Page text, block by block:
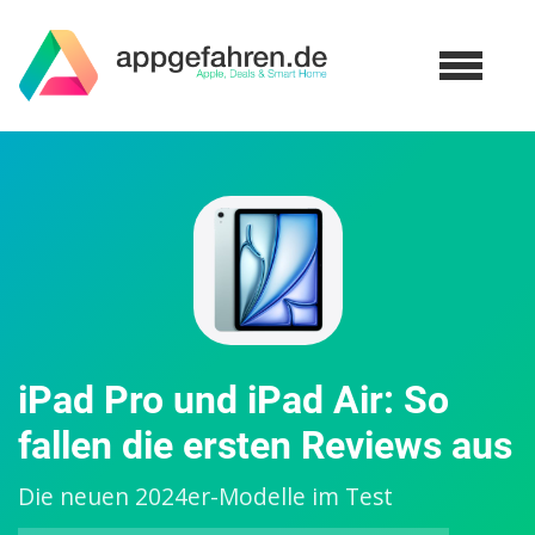
iPad Pro und iPad Air: So
fallen die ersten Reviews aus
Die neuen 2024er-Modelle im Test